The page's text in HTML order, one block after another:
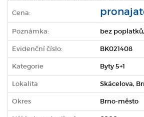
Cena:
Poznámka: bez
Evidenční číslo: BK021408
Kategorie Byty 5+1
Lokalita Skácelova,
Okres Brno-město